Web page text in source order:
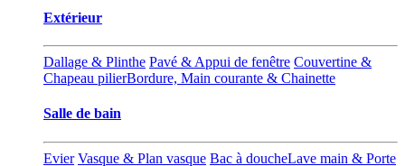
Extérieur
Dallage & Plinthe Pavé & Appui de fenêtre Couvertine &
Chapeau pilierBordure, Main courante & Chainette
Salle de bain
Evier Vasque & Plan vasque Bac à doucheLave main & Porte